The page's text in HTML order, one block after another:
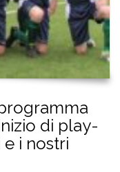
di play-
i nostri